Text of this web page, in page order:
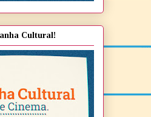
Cultural!